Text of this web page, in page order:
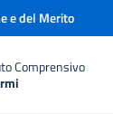
e del Merito
Comprensivo